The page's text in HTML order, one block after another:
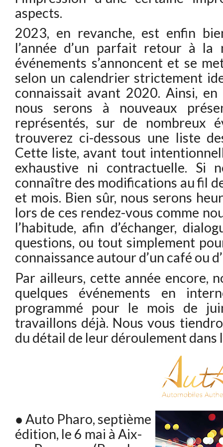
aspects.
2023, en revanche, est enfin
l’année d’un parfait retour à la
événements s’annoncent et se
selon un calendrier strictement
connaissait avant 2020. Ainsi,
nous serons à nouveaux
représentés, sur de nombreux
trouverez ci-dessous une liste
Cette liste, avant tout
exhaustive ni contractuelle. Si
connaître des modifications au fil
et mois. Bien sûr, nous serons
lors de ces rendez-vous comme
l’habitude, afin d’échanger,
questions, ou tout simplement
connaissance autour d’un café ou
Par ailleurs, cette année encore,
quelques événements en
programmé pour le mois de
travaillons déjà. Nous vous
du détail de leur déroulement dans
● Auto Pharo, septième
édition, le 6 mai à Aix-